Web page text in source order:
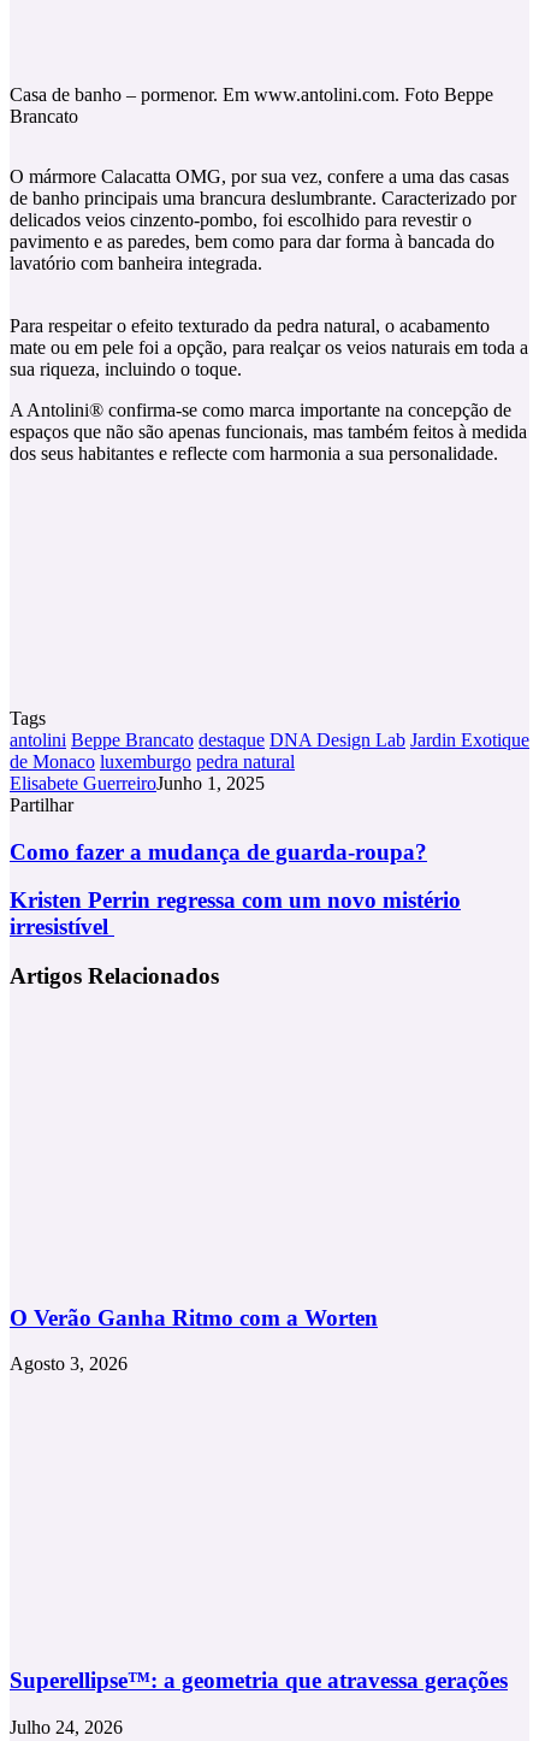
Casa de banho – pormenor. Em www.antolini.com. Foto Beppe
Brancato
O mármore Calacatta OMG, por sua vez, confere a uma das casas
de banho principais uma brancura deslumbrante. Caracterizado por
delicados veios cinzento-pombo, foi escolhido para revestir o
pavimento e as paredes, bem como para dar forma à bancada do
lavatório com banheira integrada.
Para respeitar o efeito texturado da pedra natural, o acabamento
mate ou em pele foi a opção, para realçar os veios naturais em toda a
sua riqueza, incluindo o toque.
A Antolini® confirma-se como marca importante na concepção de
espaços que não são apenas funcionais, mas também feitos à medida
dos seus habitantes e reflecte com harmonia a sua personalidade.
Tags
antolini Beppe Brancato destaque DNA Design Lab Jardin Exotique
de Monaco luxemburgo pedra natural
Elisabete GuerreiroJunho 1, 2025
Partilhar
Via
Email
Como
a
mudança
de
roupa?
Como fazer a mudança de guarda-roupa?
Kristen
Perrin
regressa
um
Kristen Perrin regressa com um novo mistério
irresistível
Artigos Relacionados
O Verão Ganha Ritmo com a Worten
Agosto 3, 2026
Superellipse™: a geometria que atravessa gerações
Julho 24, 2026